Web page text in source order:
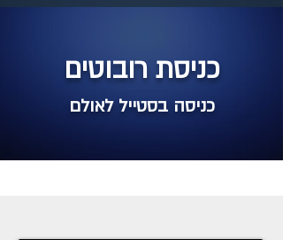
כניסת רובוטים
כניסה בסטייל לאולם